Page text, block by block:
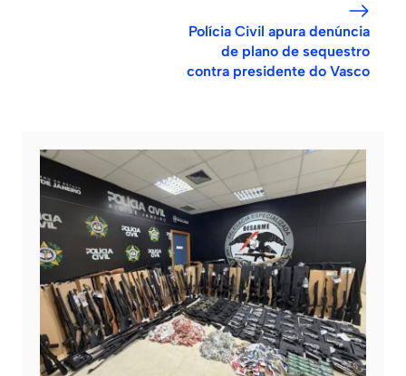
Polícia Civil apura denúncia
de plano de sequestro
contra presidente do Vasco